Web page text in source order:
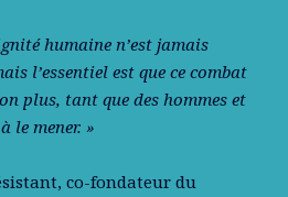
humaine n’est jamais
l’essentiel est que ce combat
plus, tant que des hommes et
le mener. »
co-fondateur du